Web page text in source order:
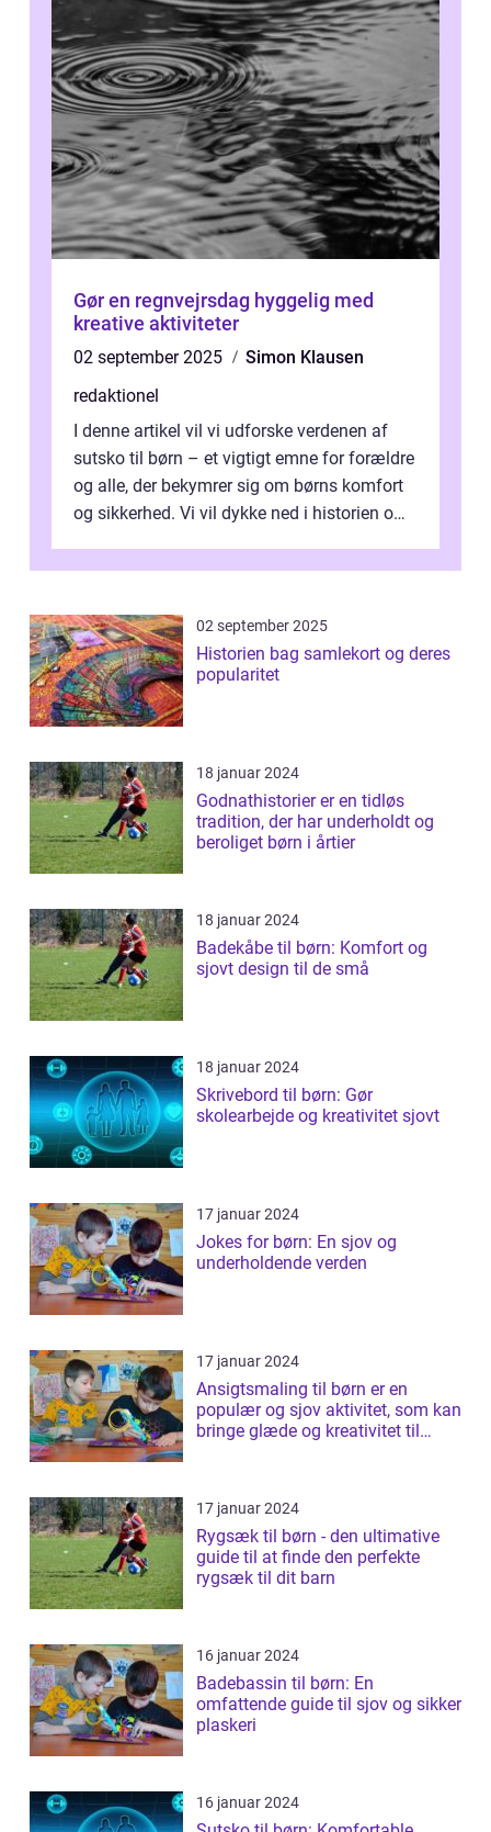
Gør en regnvejrsdag hyggelig med
kreative aktiviteter
02 september 2025
Simon Klausen
redaktionel
I denne artikel vil vi udforske verdenen af
sutsko til børn – et vigtigt emne for forældre
og alle, der bekymrer sig om børns komfort
og sikkerhed. Vi vil dykke ned i historien om,
02 september 2025
Historien bag samlekort og deres
popularitet
18 januar 2024
Godnathistorier er en tidløs
tradition, der har underholdt og
beroliget børn i årtier
18 januar 2024
Badekåbe til børn: Komfort og
sjovt design til de små
18 januar 2024
Skrivebord til børn: Gør
skolearbejde og kreativitet sjovt
17 januar 2024
Jokes for børn: En sjov og
underholdende verden
17 januar 2024
Ansigtsmaling til børn er en
populær og sjov aktivitet, som kan
bringe glæde og kreativitet til
17 januar 2024
Rygsæk til børn - den ultimative
guide til at finde den perfekte
rygsæk til dit barn
16 januar 2024
Badebassin til børn: En
omfattende guide til sjov og sikker
plaskeri
16 januar 2024